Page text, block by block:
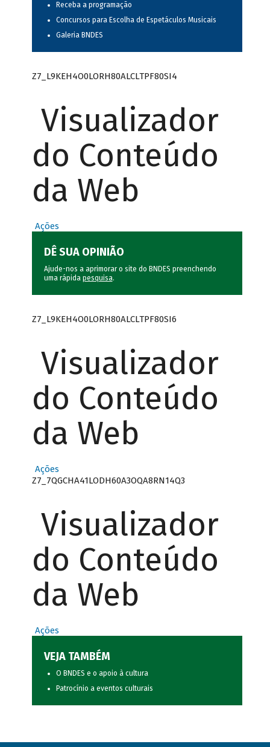
Receba a programação
Concursos para Escolha de Espetáculos Musicais
Galeria BNDES
Z7_L9KEH4O0LORH80ALCLTPF80SI4
Visualizador
do Conteúdo
da Web
Ações
DÊ SUA OPINIÃO
Ajude-nos a aprimorar o site do BNDES preenchendo
uma rápida pesquisa.
Z7_L9KEH4O0LORH80ALCLTPF80SI6
Visualizador
do Conteúdo
da Web
Ações
Z7_7QGCHA41LODH60A3OQA8RN14Q3
Visualizador
do Conteúdo
da Web
Ações
VEJA TAMBÉM
O BNDES e o apoio à cultura
Patrocínio a eventos culturais